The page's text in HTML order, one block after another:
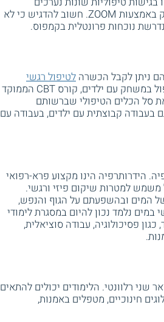
במתכונת היברידית המשלבת לימודים פרונטליים עם למידה מרחוק באמצעות ZOOM. חשוב להדגיש כי לא
נוכחות פרונטלית בקמפוס.
ניתן לקבל הכשרה לטיפול רגשי
, כגון קורס פסיכותרפיה רגשית וחברתית לילדים, קורס טיפול במשחק עם ילדים, קורס CBT הממוקד
סל הכלים הטיפולי שברשותם
בעבודה קבוצתית עם ילדים, בעבודה עם
הידרותרפיה הינו מקצוע פרא-רפואי
משמש למטרות שיקום פיזי ורגשי.
המים ובהשפעתם על הגוף והנפש,
נלמד נכון להיום במסגרת לימודי
פסיכולוגיה, עבודה סוציאלית,
שני רלוונטי. הלימודים יכולים להתאים
חינוכיים, מטפלים באמנות,